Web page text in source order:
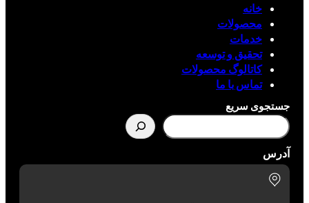
خانه
محصولات
خدمات
تحقیق و توسعه
کاتالوگ محصولات
تماس با ما
جستجوی سریع
آدرس